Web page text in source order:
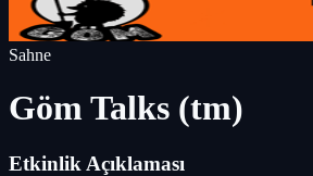
Sahne
Göm Talks (tm)
Etkinlik Açıklaması